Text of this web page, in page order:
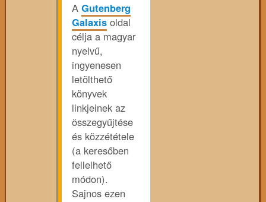
A Gutenberg
Galaxis oldal
célja a magyar
nyelvű,
ingyenesen
letölthető
könyvek
linkjeinek az
összegyűjtése
és közzététele
(a keresőben
fellelhető
módon).
Sajnos ezen